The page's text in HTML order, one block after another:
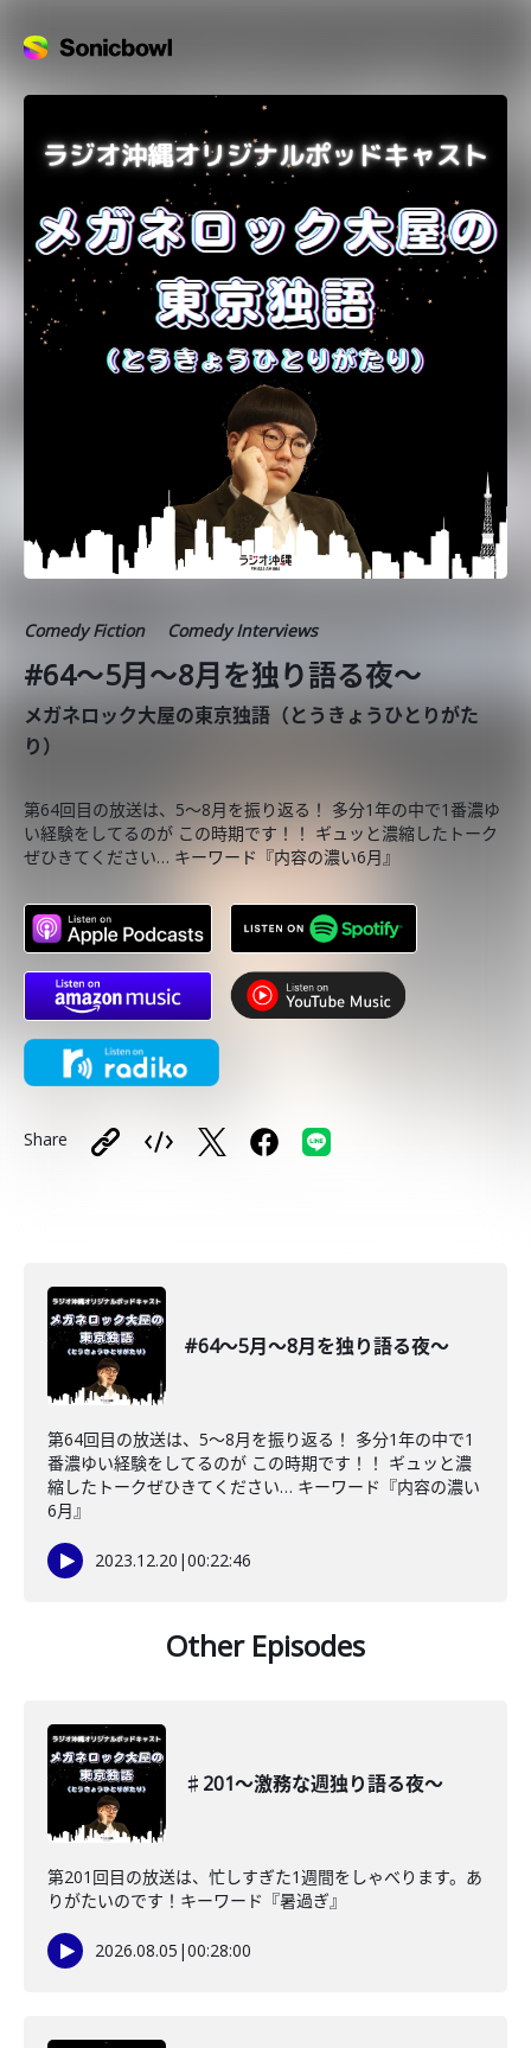
Comedy Fiction Comedy Interviews
#64〜5月〜8月を独り語る夜〜
メガネロック大屋の東京独語（とうきょうひとりがた
り）
第64回目の放送は、5〜8月を振り返る！ 多分1年の中で1番濃ゆ
い経験をしてるのが この時期です！！ ギュッと濃縮したトーク
ぜひきてください… キーワード『内容の濃い6月』
Share
#64〜5月〜8月を独り語る夜〜
第64回目の放送は、5〜8月を振り返る！ 多分1年の中で1
番濃ゆい経験をしてるのが この時期です！！ ギュッと濃
縮したトークぜひきてください… キーワード『内容の濃い
6月』
2023.12.20 |00:22:46
Other Episodes
♯201〜激務な週独り語る夜〜
第201回目の放送は、忙しすぎた1週間をしゃべります。あ
りがたいのです！キーワード『暑過ぎ』
2026.08.05 |00:28:00